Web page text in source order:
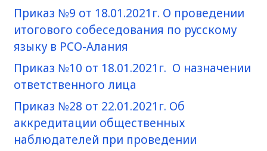
Приказ №9 от 18.01.2021г. О проведении
итогового собеседования по русскому
языку в РСО-Алания
Приказ №10 от 18.01.2021г. О назначении
ответственного лица
Приказ №28 от 22.01.2021г. Об
аккредитации общественных
наблюдателей при проведении